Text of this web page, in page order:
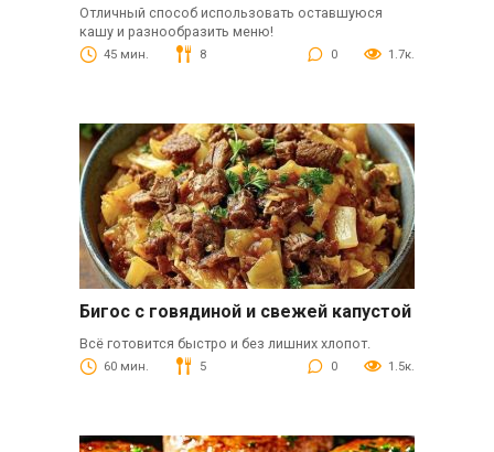
Отличный способ использовать оставшуюся
кашу и разнообразить меню!
45 мин. 8 0 1.7к.
Бигос с говядиной и свежей капустой
Всё готовится быстро и без лишних хлопот.
60 мин. 5 0 1.5к.